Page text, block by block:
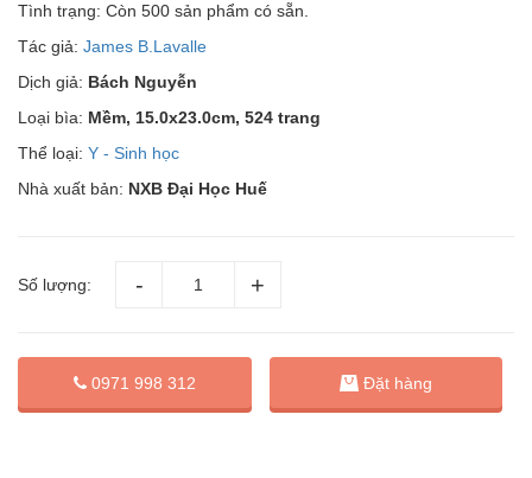
Tình trạng: Còn 500 sản phẩm có sẵn.
Tác giả: James B.Lavalle
Dịch giả: Bách Nguyễn
Loại bìa: Mềm, 15.0x23.0cm, 524 trang
Thể loại: Y - Sinh học
Nhà xuất bản: NXB Đại Học Huế
Số lượng:
0971 998 312 Đặt hàng